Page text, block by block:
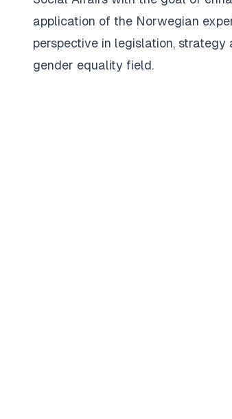
application of the Norwegian
perspective in legislation,
gender equality field.